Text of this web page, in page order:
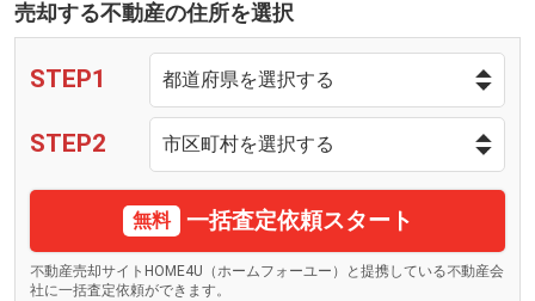
売却する不動産の住所を選択
STEP1
STEP2
無料 一括査定依頼スタート
不動産売却サイトHOME4U（ホームフォーユー）と提携している不動産会
社に一括査定依頼ができます。